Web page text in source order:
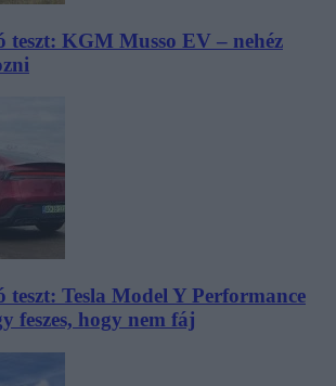
teszt: KGM Musso EV – nehéz
Tesla Model Y Performance
feszes, hogy nem fáj